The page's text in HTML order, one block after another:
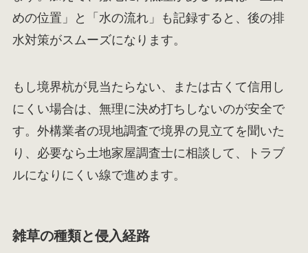
めの位置」と「水の流れ」も記録すると、後の排
水対策がスムーズになります。
もし境界杭が見当たらない、または古くて信用し
にくい場合は、無理に決め打ちしないのが安全で
す。外構業者の現地調査で境界の見立てを聞いた
り、必要なら土地家屋調査士に相談して、トラブ
ルになりにくい線で進めます。
雑草の種類と侵入経路